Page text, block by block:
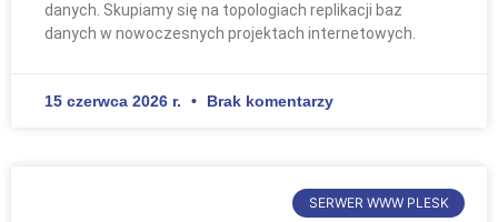
danych. Skupiamy się na topologiach replikacji baz
danych w nowoczesnych projektach internetowych.
15 czerwca 2026 r. Brak komentarzy
SERWER WWW PLESK